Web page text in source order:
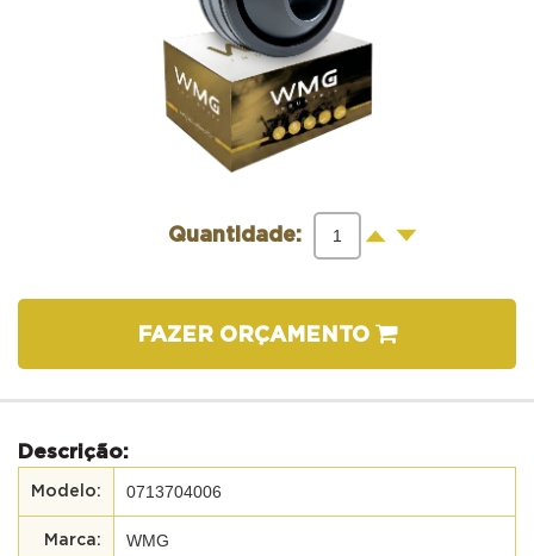
Quantidade: + -
FAZER ORÇAMENTO
Descrição:
0713704006
WMG